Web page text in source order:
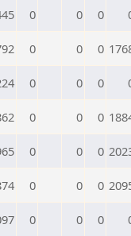
0 0 0
0 0 0
0 0 0
0 0 0
0 0 0
0 0 0
0 0 0